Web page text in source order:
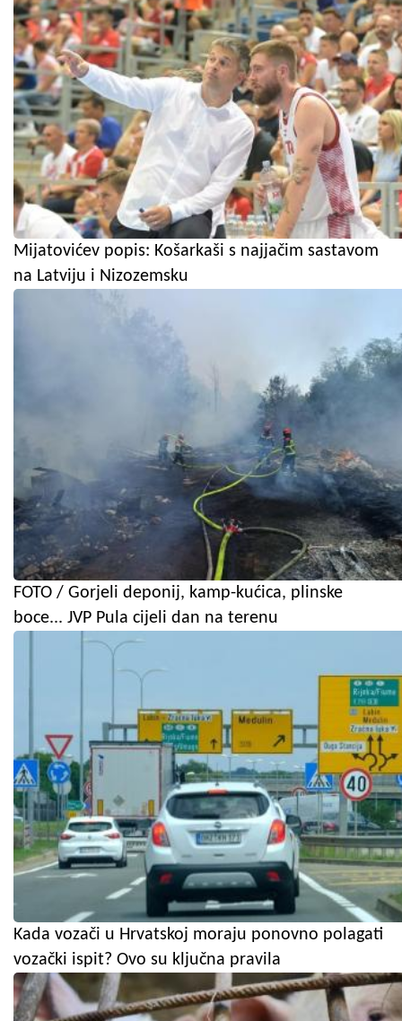
Mijatovićev popis: Košarkaši s najjačim sastavom
na Latviju i Nizozemsku
FOTO / Gorjeli deponij, kamp-kućica, plinske
boce... JVP Pula cijeli dan na terenu
Kada vozači u Hrvatskoj moraju ponovno polagati
vozački ispit? Ovo su ključna pravila